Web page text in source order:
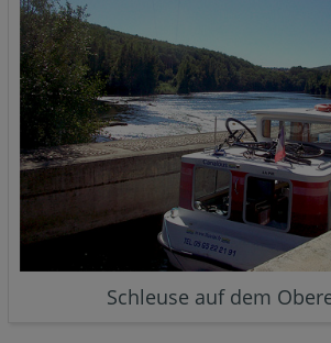
Schleuse auf dem